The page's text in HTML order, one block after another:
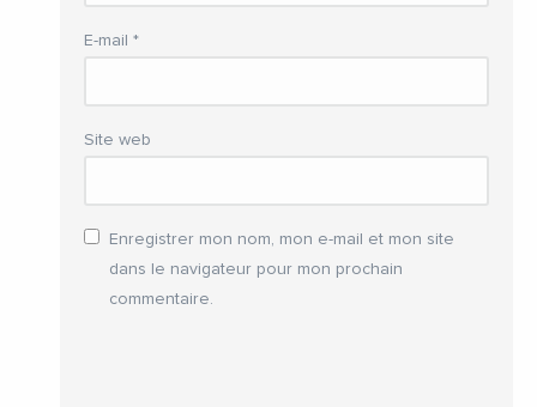
E-mail *
Site web
Enregistrer mon nom, mon e-mail et mon site
dans le navigateur pour mon prochain
commentaire.